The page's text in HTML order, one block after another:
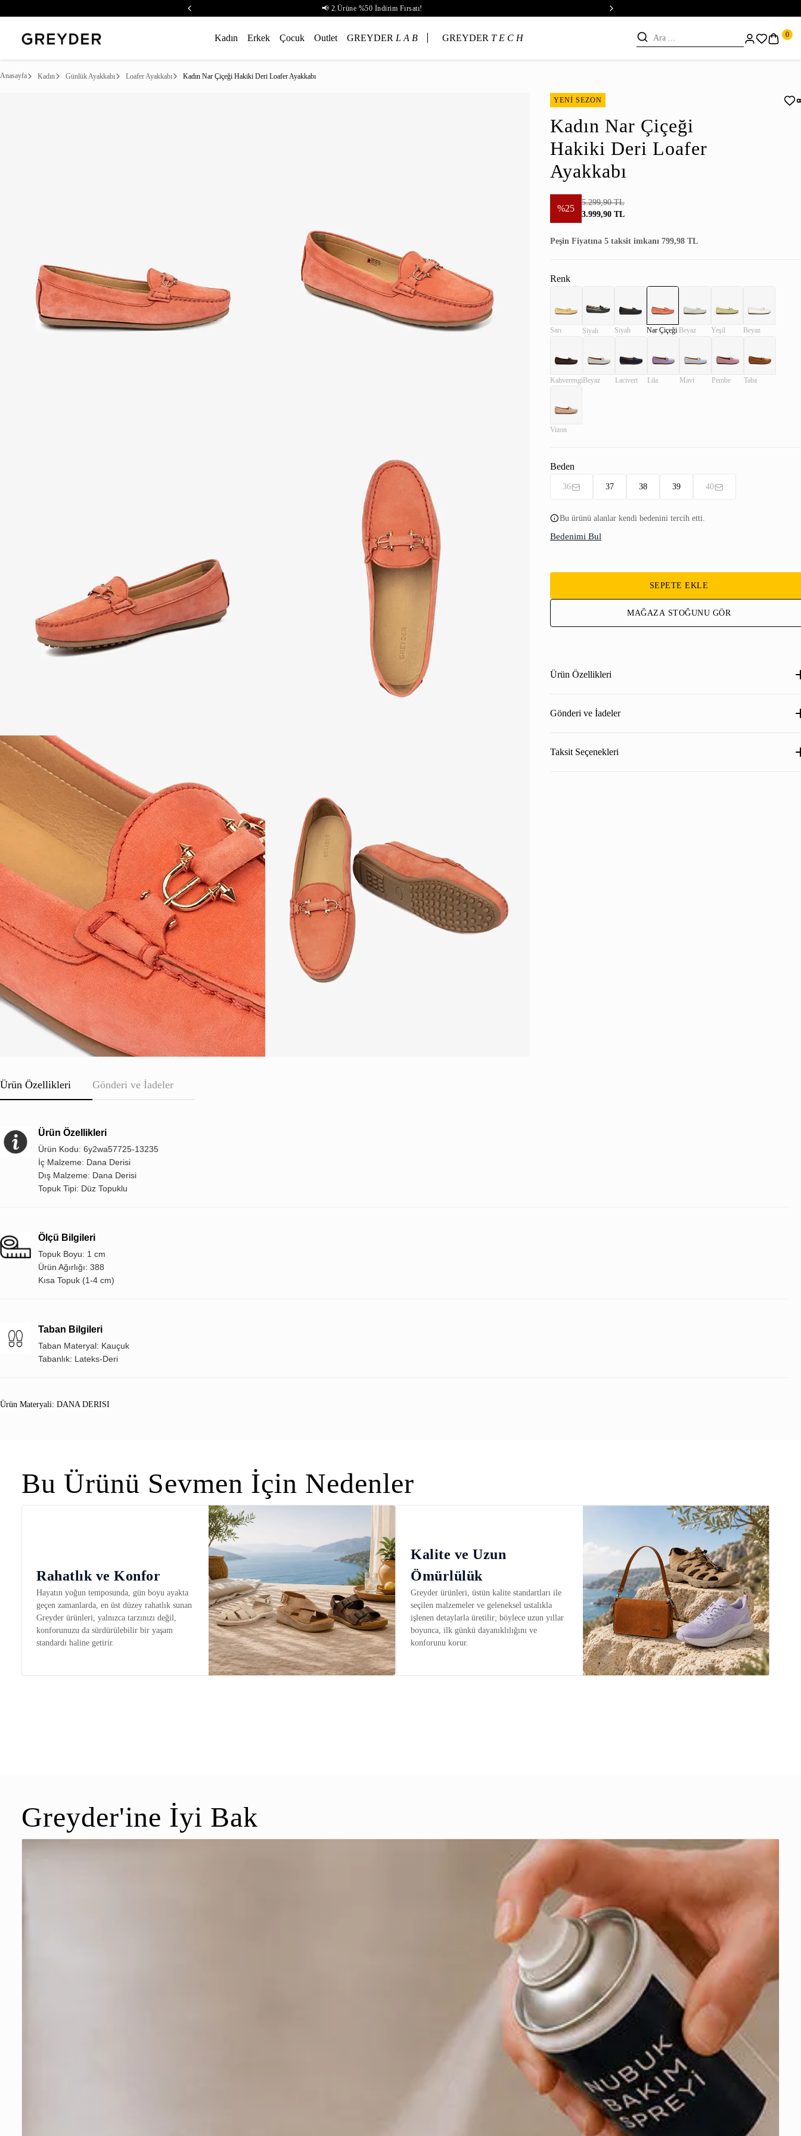
📢 2.Ürüne %50 İndirim Fırsatı!
Kadın Erkek Çocuk Outlet GREYDER L A B GREYDER T E C H 0
Anasayfa Kadın Günlük Ayakkabı Loafer Ayakkabı Kadın Nar Çiçeği Hakiki Deri Loafer Ayakkabı
YENİ SEZON
Kadın Nar Çiçeği
Hakiki Deri Loafer
Ayakkabı
%25
5.299,90 TL
3.999,90 TL
Peşin Fiyatına 5 taksit imkanı 799,98 TL
Renk
Sarı Siyah Siyah Nar Çiçeği Beyaz Yeşil Beyaz
KahverengiBeyaz Lacivert Lila Mavi Pembe Taba
Vizon
Beden
36 37 38 39 40
Bu ürünü alanlar kendi bedenini tercih etti.
Bedenimi Bul
SEPETE EKLE
MAĞAZA STOĞUNU GÖR
Ürün Özellikleri
Gönderi ve İadeler
Taksit Seçenekleri
Ürün Özellikleri Gönderi ve İadeler
Ürün Özellikleri
Ürün Kodu: 6y2wa57725-13235
İç Malzeme: Dana Derisi
Dış Malzeme: Dana Derisi
Topuk Tipi: Düz Topuklu
Ölçü Bilgileri
Topuk Boyu: 1 cm
Ürün Ağırlığı: 388
Kısa Topuk (1-4 cm)
Taban Bilgileri
Taban Materyal: Kauçuk
Tabanlık: Lateks-Deri
Ürün Materyali: DANA DERISI
Bu Ürünü Sevmen İçin Nedenler
Rahatlık ve Konfor
Hayatın yoğun temposunda, gün boyu ayakta
geçen zamanlarda, en üst düzey rahatlık sunan
Greyder ürünleri, yalnızca tarzınızı değil,
konforunuzu da sürdürülebilir bir yaşam
standardı haline getirir.
Kalite ve Uzun
Ömürlülük
Greyder ürünleri, üstün kalite standartları ile
seçilen malzemeler ve geleneksel ustalıkla
işlenen detaylarla üretilir; böylece uzun yıllar
boyunca, ilk günkü dayanıklılığını ve
konforunu korur.
Greyder'ine İyi Bak